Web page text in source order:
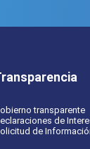
transparente
de
de